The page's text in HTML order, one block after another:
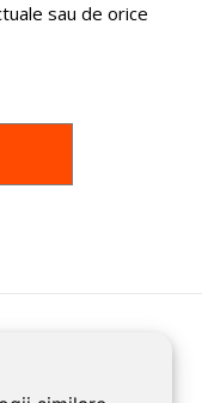
sau de orice